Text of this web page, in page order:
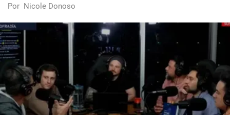
Por Nicole Donoso